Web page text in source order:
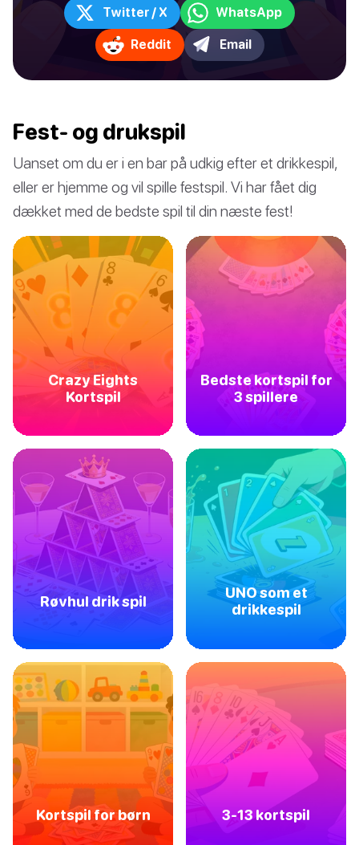
Twitter / X WhatsApp
Reddit Email
Fest- og drukspil
Uanset om du er i en bar på udkig efter et drikkespil,
eller er hjemme og vil spille festspil. Vi har fået dig
dækket med de bedste spil til din næste fest!
Crazy Eights
Kortspil
Bedste kortspil for
3 spillere
Røvhul drik spil
UNO som et
drikkespil
Kortspil for børn 3-13 kortspil